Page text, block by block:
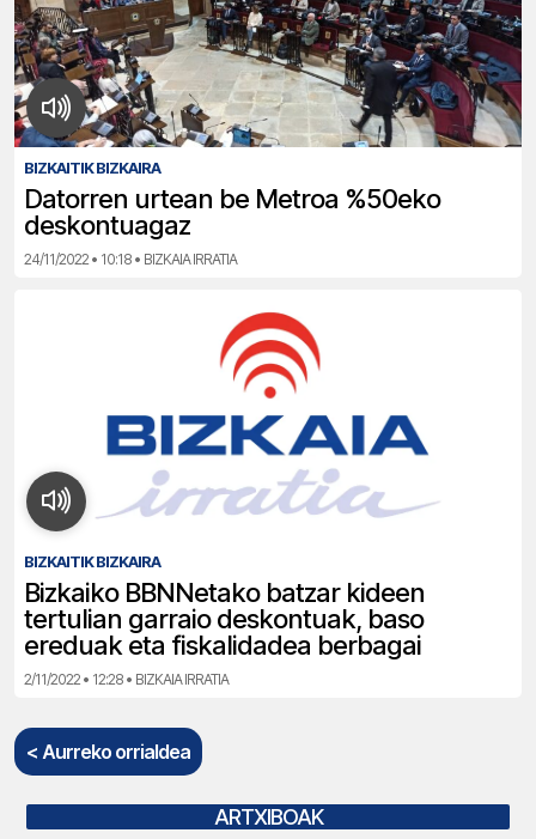
BIZKAITIK BIZKAIRA
Datorren urtean be Metroa %50eko
deskontuagaz
24/11/2022 • 10:18 • BIZKAIA IRRATIA
BIZKAITIK BIZKAIRA
Bizkaiko BBNNetako batzar kideen
tertulian garraio deskontuak, baso
ereduak eta fiskalidadea berbagai
2/11/2022 • 12:28 • BIZKAIA IRRATIA
< Aurreko orrialdea
ARTXIBOAK